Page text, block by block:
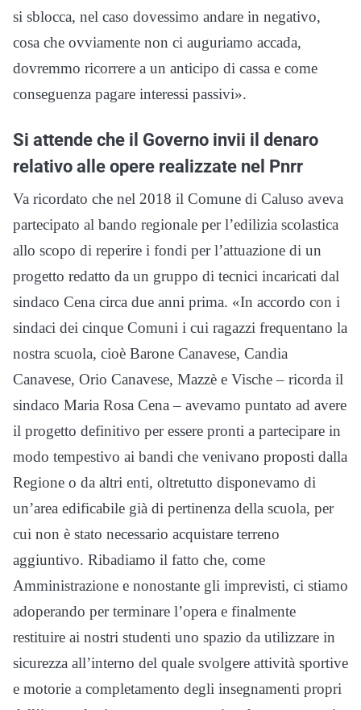
si sblocca, nel caso dovessimo andare in negativo,
cosa che ovviamente non ci auguriamo accada,
dovremmo ricorrere a un anticipo di cassa e come
conseguenza pagare interessi passivi».
Si attende che il Governo invii il denaro
relativo alle opere realizzate nel Pnrr
Va ricordato che nel 2018 il Comune di Caluso aveva
partecipato al bando regionale per l’edilizia scolastica
allo scopo di reperire i fondi per l’attuazione di un
progetto redatto da un gruppo di tecnici incaricati dal
sindaco Cena circa due anni prima. «In accordo con i
sindaci dei cinque Comuni i cui ragazzi frequentano la
nostra scuola, cioè Barone Canavese, Candia
Canavese, Orio Canavese, Mazzè e Vische – ricorda il
sindaco Maria Rosa Cena – avevamo puntato ad avere
il progetto definitivo per essere pronti a partecipare in
modo tempestivo ai bandi che venivano proposti dalla
Regione o da altri enti, oltretutto disponevamo di
un’area edificabile già di pertinenza della scuola, per
cui non è stato necessario acquistare terreno
aggiuntivo. Ribadiamo il fatto che, come
Amministrazione e nonostante gli imprevisti, ci stiamo
adoperando per terminare l’opera e finalmente
restituire ai nostri studenti uno spazio da utilizzare in
sicurezza all’interno del quale svolgere attività sportive
e motorie a completamento degli insegnamenti propri